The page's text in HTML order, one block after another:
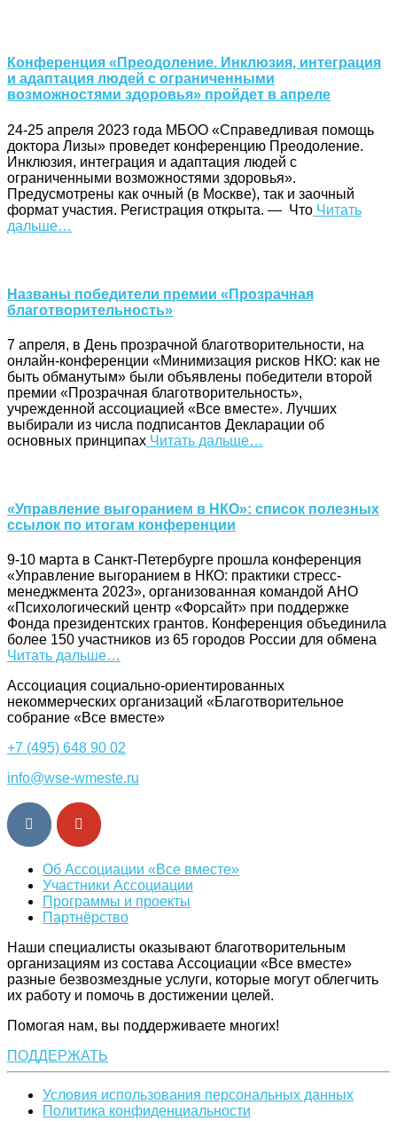
Конференция «Преодоление. Инклюзия, интеграция
и адаптация людей с ограниченными
возможностями здоровья» пройдет в апреле
24-25 апреля 2023 года МБОО «Справедливая помощь
доктора Лизы» проведет конференцию Преодоление.
Инклюзия, интеграция и адаптация людей с
ограниченными возможностями здоровья».
Предусмотрены как очный (в Москве), так и заочный
формат участия. Регистрация открыта. — Что Читать
дальше…
Названы победители премии «Прозрачная
благотворительность»
7 апреля, в День прозрачной благотворительности, на
онлайн-конференции «Минимизация рисков НКО: как не
быть обманутым» были объявлены победители второй
премии «Прозрачная благотворительность»,
учрежденной ассоциацией «Все вместе». Лучших
выбирали из числа подписантов Декларации об
основных принципах Читать дальше…
«Управление выгоранием в НКО»: список полезных
ссылок по итогам конференции
9-10 марта в Санкт-Петербурге прошла конференция
«Управление выгоранием в НКО: практики стресс-
менеджмента 2023», организованная командой АНО
«Психологический центр «Форсайт» при поддержке
Фонда президентских грантов. Конференция объединила
более 150 участников из 65 городов России для обмена
Читать дальше…
Ассоциация cоциально-ориентированных
некоммерческих организаций «Благотворительное
собрание «Все вместе»
+7 (495) 648 90 02
info@wse-wmeste.ru
Об Ассоциации «Все вместе»
Участники Ассоциации
Программы и проекты
Партнёрство
Наши специалисты оказывают благотворительным
организациям из состава Ассоциации «Все вместе»
разные безвозмездные услуги, которые могут облегчить
их работу и помочь в достижении целей.
Помогая нам, вы поддерживаете многих!
ПОДДЕРЖАТЬ
Условия использования персональных данных
Политика конфиденциальности